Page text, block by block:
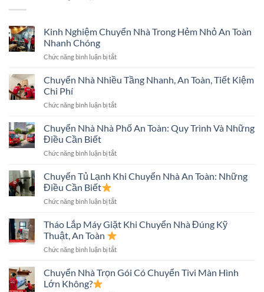
Kinh Nghiệm Chuyển Nhà Trong Hẻm Nhỏ An Toàn
Nhanh Chóng
Chức năng bình luận bị tắtở
Nghiệm
Chuyển
Trong
Nhỏ
Nhanh
Chuyển Nhà Nhiều Tầng Nhanh, An Toàn, Tiết Kiệm
Chi Phí
Chức năng bình luận bị tắtở
Nhà
Nhiều
Nhanh,
Toàn,
Chi
Chuyển Nhà Nhà Phố An Toàn: Quy Trình Và Những
Điều Cần Biết
Chức năng bình luận bị tắtở
Nhà
Nhà
An
Quy
Những
Cần
Chuyển Tủ Lạnh Khi Chuyển Nhà An Toàn: Những
Điều Cần Biết
Chức năng bình luận bị tắtở
Tủ
Lạnh
Chuyển
An
Tháo Lắp Máy Giặt Khi Chuyển Nhà Đúng Kỹ
Thuật, An Toàn
Chức năng bình luận bị tắtở
Lắp
Máy
Chuyển Nhà Trọn Gói Có Chuyển Tivi Màn Hình
Lớn Không?